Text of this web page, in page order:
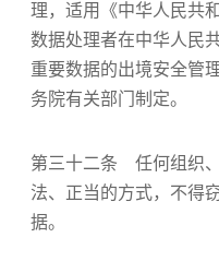
理，适用《中华人民共
数据处理者在中华人民
重要数据的出境安全管
务院有关部门制定。
第三十二条 任何组织
法、正当的方式，不得
据。